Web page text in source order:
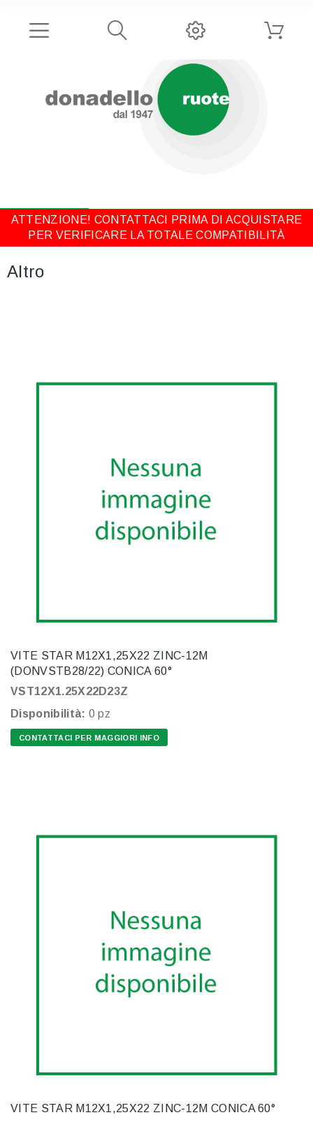
ATTENZIONE! CONTATTACI PRIMA DI ACQUISTARE
PER VERIFICARE LA TOTALE COMPATIBILITÀ
Altro
VITE STAR M12X1,25X22 ZINC-12M
(DONVSTB28/22) CONICA 60°
VST12X1.25X22D23Z
Disponibilità: 0 pz
CONTATTACI PER MAGGIORI INFO
VITE STAR M12X1,25X22 ZINC-12M CONICA 60°